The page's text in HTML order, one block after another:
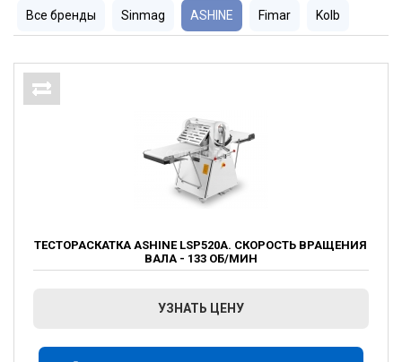
Все бренды Sinmag ASHINE Fimar Kolb
ТЕСТОРАСКАТКА ASHINE LSP520A. СКОРОСТЬ ВРАЩЕНИЯ
ВАЛА - 133 ОБ/МИН
УЗНАТЬ ЦЕНУ